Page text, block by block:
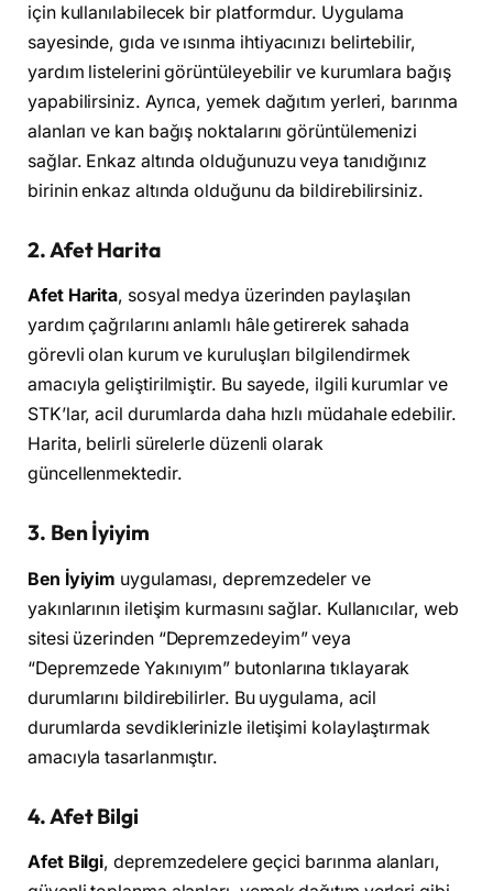
için kullanılabilecek bir platformdur. Uygulama
sayesinde, gıda ve ısınma ihtiyacınızı belirtebilir,
yardım listelerini görüntüleyebilir ve kurumlara bağış
yapabilirsiniz. Ayrıca, yemek dağıtım yerleri, barınma
alanları ve kan bağış noktalarını görüntülemenizi
sağlar. Enkaz altında olduğunuzu veya tanıdığınız
birinin enkaz altında olduğunu da bildirebilirsiniz.
2. Afet Harita
Afet Harita, sosyal medya üzerinden paylaşılan
yardım çağrılarını anlamlı hâle getirerek sahada
görevli olan kurum ve kuruluşları bilgilendirmek
amacıyla geliştirilmiştir. Bu sayede, ilgili kurumlar ve
STK’lar, acil durumlarda daha hızlı müdahale edebilir.
Harita, belirli sürelerle düzenli olarak
güncellenmektedir.
3. Ben İyiyim
Ben İyiyim uygulaması, depremzedeler ve
yakınlarının iletişim kurmasını sağlar. Kullanıcılar, web
sitesi üzerinden “Depremzedeyim” veya
“Depremzede Yakınıyım” butonlarına tıklayarak
durumlarını bildirebilirler. Bu uygulama, acil
durumlarda sevdiklerinizle iletişimi kolaylaştırmak
amacıyla tasarlanmıştır.
4. Afet Bilgi
Afet Bilgi, depremzedelere geçici barınma alanları,